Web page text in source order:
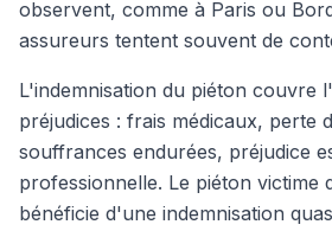
observent, comme à Paris ou
assureurs tentent souvent de
L'indemnisation du piéton couvre
préjudices : frais médicaux, perte
souffrances endurées, préjudice
professionnelle. Le piéton victime
bénéficie d'une indemnisation